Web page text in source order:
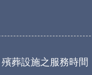
殯葬設施之服務時間